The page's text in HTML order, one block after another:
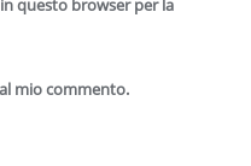
mio commento.